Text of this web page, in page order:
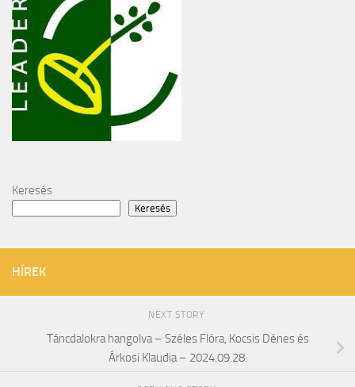
Keresés
Keresés
HÍREK
NEXT STORY
Táncdalokra hangolva – Széles Flóra, Kocsis Dénes és
Árkosi Klaudia – 2024.09.28.